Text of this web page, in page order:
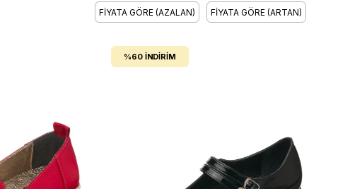
FIYATA GÖRE (ARTAN)
FIYATA GÖRE (AZALAN)
%60 İNDIRIM